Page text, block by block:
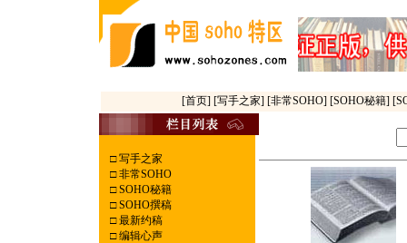
[首页] [写手之家] [非常SOHO] [SOHO秘籍]
□写手之家
□非常SOHO
□SOHO秘籍
□SOHO撰稿
□最新约稿
□编辑心声